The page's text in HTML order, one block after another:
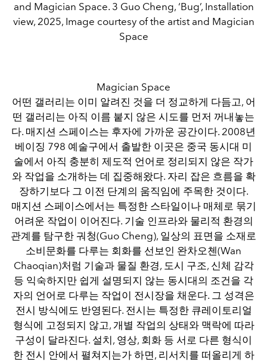
and Magician Space. 3 Guo Cheng, ‘Bug’, Installation
view, 2025, Image courtesy of the artist and Magician
Space
Magician Space
어떤 갤러리는 이미 알려진 것을 더 정교하게 다듬고, 어
떤 갤러리는 아직 이름 붙지 않은 시도를 먼저 꺼내놓는
다. 매지션 스페이스는 후자에 가까운 공간이다. 2008년
베이징 798 예술구에서 출발한 이곳은 중국 동시대 미
술에서 아직 충분히 제도적 언어로 정리되지 않은 작가
와 작업을 소개하는 데 집중해왔다. 자리 잡은 흐름을 확
장하기보다 그 이전 단계의 움직임에 주목한 것이다.
매지션 스페이스에서는 특정한 스타일이나 매체로 묶기
어려운 작업이 이어진다. 기술 인프라와 물리적 환경의
관계를 탐구한 궈청(Guo Cheng), 일상의 표면을 소재로
소비문화를 다루는 회화를 선보인 완차오첸(Wan
Chaoqian)처럼 기술과 물질 환경, 도시 구조, 신체 감각
등 익숙하지만 쉽게 설명되지 않는 동시대의 조건을 각
자의 언어로 다루는 작업이 전시장을 채운다. 그 성격은
전시 방식에도 반영된다. 전시는 특정한 큐레이토리얼
형식에 고정되지 않고, 개별 작업의 상태와 맥락에 따라
구성이 달라진다. 설치, 영상, 회화 등 서로 다른 형식이
한 전시 안에서 펼쳐지는가 하면, 리서치를 떠올리게 하